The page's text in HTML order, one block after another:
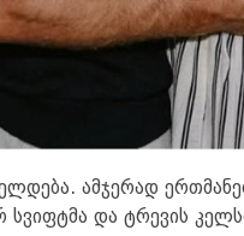
ამჯერად
და ტრევის